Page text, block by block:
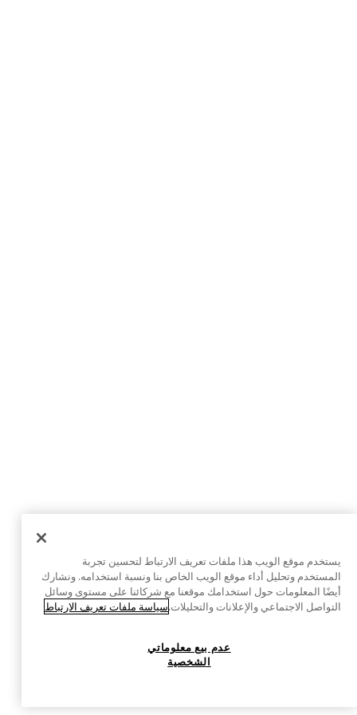
يستخدم موقع الويب هذا ملفات تعريف الارتباط لتحسين تجربة
المستخدم وتحليل أداء موقع الويب الخاص بنا ونسبة استخدامه. ونشارك
أيضًا المعلومات حول استخدامك موقعنا مع شركائنا على مستوى وسائل
التواصل الاجتماعي والإعلانات والتحليلات.سياسة ملفات تعريف الارتباط
عدم بيع معلوماتي
الشخصية